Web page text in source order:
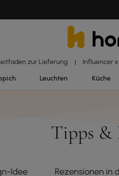
zur Lieferung | Influencer
Leuchten Küche
Tipps &
Idee Rezensionen in